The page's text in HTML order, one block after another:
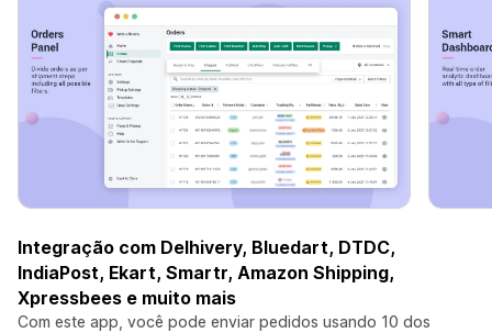
Integração com Delhivery, Bluedart, DTDC,
IndiaPost, Ekart, Smartr, Amazon Shipping,
Xpressbees e muito mais
Com este app, você pode enviar pedidos usando 10 dos